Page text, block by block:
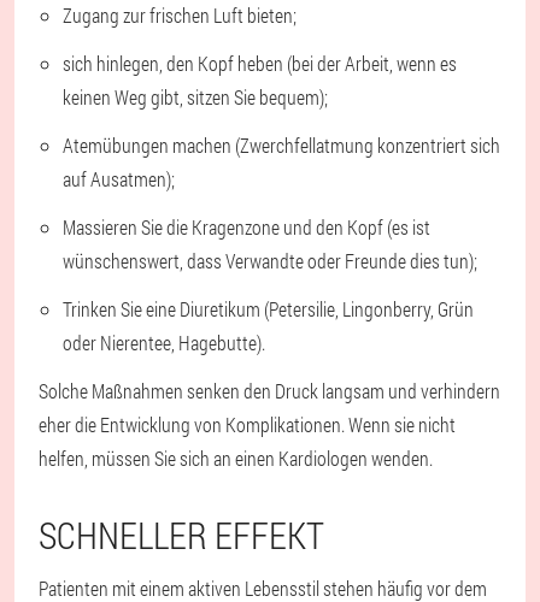
Zugang zur frischen Luft bieten;
sich hinlegen, den Kopf heben (bei der Arbeit, wenn es
keinen Weg gibt, sitzen Sie bequem);
Atemübungen machen (Zwerchfellatmung konzentriert sich
auf Ausatmen);
Massieren Sie die Kragenzone und den Kopf (es ist
wünschenswert, dass Verwandte oder Freunde dies tun);
Trinken Sie eine Diuretikum (Petersilie, Lingonberry, Grün
oder Nierentee, Hagebutte).
Solche Maßnahmen senken den Druck langsam und verhindern
eher die Entwicklung von Komplikationen. Wenn sie nicht
helfen, müssen Sie sich an einen Kardiologen wenden.
SCHNELLER EFFEKT
Patienten mit einem aktiven Lebensstil stehen häufig vor dem